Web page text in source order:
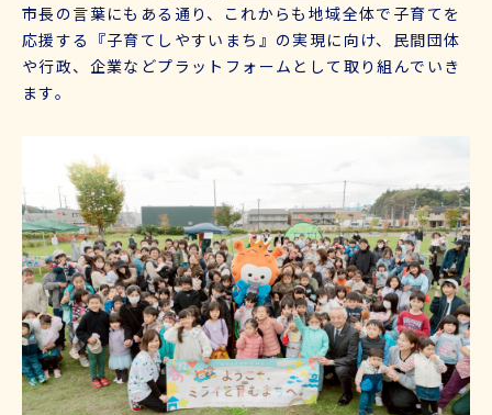
市長の言葉にもある通り、これからも地域全体で子育てを
応援する『子育てしやすいまち』の実現に向け、民間団体
や行政、企業などプラットフォームとして取り組んでいき
ます。